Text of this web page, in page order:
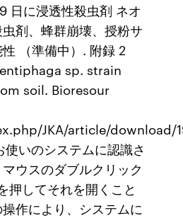
日に浸透性殺虫剤 ネオ
剤、蜂群崩壊、授粉サ
（準備中）. 附録 2
sp. strain
soil. Bioresour
JKA/article/download/
使いのシステムに認識さ
ウスのダブルクリック
押してそれを開くこと
作により、システムに